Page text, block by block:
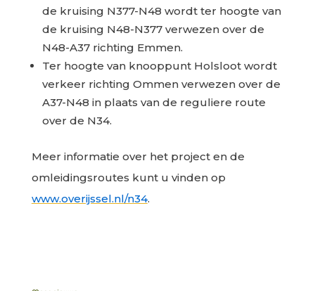
de kruising N377-N48 wordt ter hoogte van
de kruising N48-N377 verwezen over de
N48-A37 richting Emmen.
Ter hoogte van knooppunt Holsloot wordt
verkeer richting Ommen verwezen over de
A37-N48 in plaats van de reguliere route
over de N34.
Meer informatie over het project en de
omleidingsroutes kunt u vinden op
www.overijssel.nl/n34.